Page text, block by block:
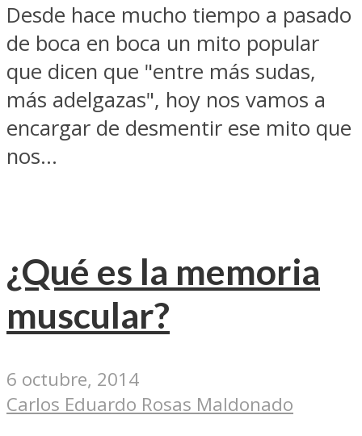
Desde hace mucho tiempo a pasado
de boca en boca un mito popular
que dicen que "entre más sudas,
más adelgazas", hoy nos vamos a
encargar de desmentir ese mito que
nos...
¿Qué es la memoria
muscular?
6 octubre, 2014
Carlos Eduardo Rosas Maldonado